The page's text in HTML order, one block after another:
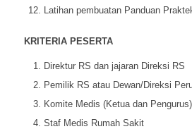
Latihan pembuatan Panduan
KRITERIA PESERTA
Direktur RS dan jajaran Direksi RS
Pemilik RS atau Dewan/Direksi
Komite Medis (Ketua dan Pengurus).
Staf Medis Rumah Sakit